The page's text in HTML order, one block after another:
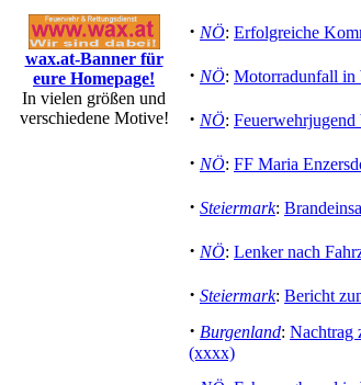
wax.at-Banner für
eure Homepage!
In vielen größen und
verschiedene Motive!
· NÖ: Erfolgreiche
· NÖ: Motorradunfall in
· NÖ:
· NÖ: FF Maria
· Steiermark:
· NÖ: Lenker nach
· Steiermark: Bericht
· Burgenland: Nachtrag
(xxxx)